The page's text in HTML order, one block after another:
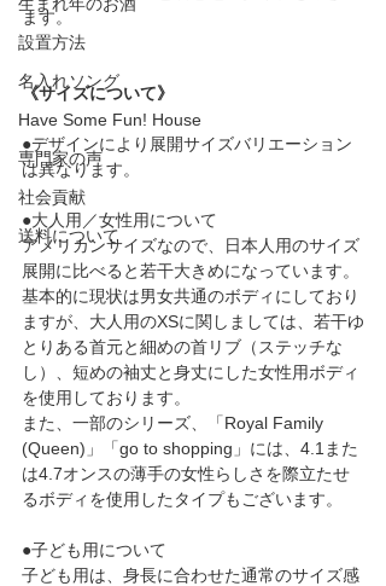
設置方法
名入れソング
Have Some Fun! House
専門家の声
社会貢献
送料について
ます。
《サイズについて》
●デザインにより展開サイズバリエーション
は異なります。
●大人用／女性用について
アメリカンサイズなので、日本人用のサイズ
展開に比べると若干大きめになっています。
基本的に現状は男女共通のボディにしており
ますが、大人用のXSに関しましては、若干ゆ
とりある首元と細めの首リブ（ステッチな
し）、短めの袖丈と身丈にした女性用ボディ
を使用しております。
また、一部のシリーズ、「Royal Family
(Queen)」「go to shopping」には、4.1また
は4.7オンスの薄手の女性らしさを際立たせ
るボディを使用したタイプもございます。
●子ども用について
子ども用は、身長に合わせた通常のサイズ感